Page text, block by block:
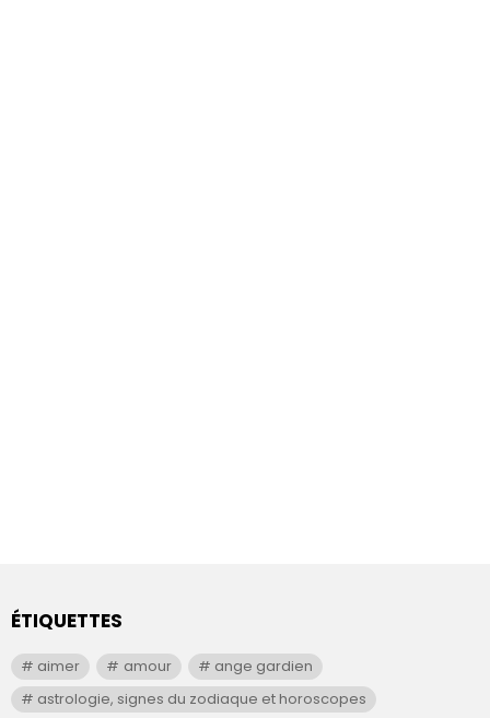
ÉTIQUETTES
aimer amour
ange gardien
astrologie, signes du zodiaque et horoscopes